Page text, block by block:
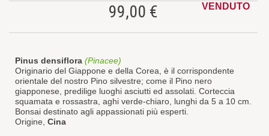
99,00 € VENDUTO
Pinus densiflora (Pinacee)
Originario del Giappone e della Corea, è il corrispondente
orientale del nostro Pino silvestre; come il Pino nero
giapponese, predilige luoghi asciutti ed assolati. Corteccia
squamata e rossastra, aghi verde-chiaro, lunghi da 5 a 10 cm.
Bonsai destinato agli appassionati più esperti.
Origine, Cina